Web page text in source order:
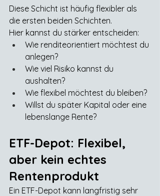
Diese Schicht ist häufig flexibler als
die ersten beiden Schichten.
Hier kannst du stärker entscheiden:
Wie renditeorientiert möchtest du
anlegen?
Wie viel Risiko kannst du
aushalten?
Wie flexibel möchtest du bleiben?
Willst du später Kapital oder eine
lebenslange Rente?
ETF-Depot: Flexibel,
aber kein echtes
Rentenprodukt
Ein ETF-Depot kann langfristig sehr